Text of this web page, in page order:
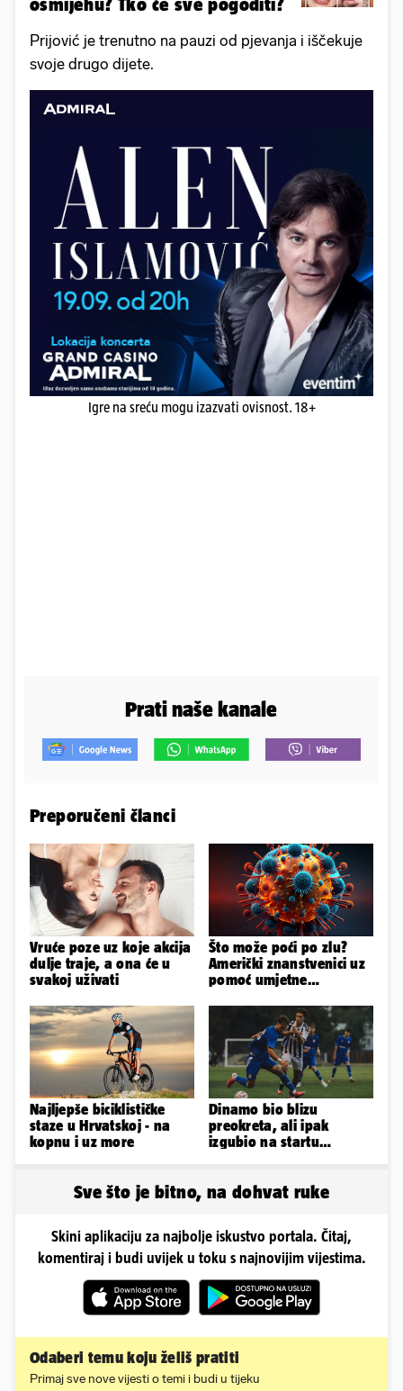
Prijović je trenutno na pauzi od pjevanja i iščekuje
svoje drugo dijete.
Igre na sreću mogu izazvati ovisnost. 18+
Prati naše kanale
Preporučeni članci
Vruće poze uz koje akcija
dulje traje, a ona će u
svakoj uživati
Što može poći po zlu?
Američki znanstvenici uz
pomoć umjetne
Najljepše biciklističke
staze u Hrvatskoj - na
kopnu i uz more
Dinamo bio blizu
preokreta, ali ipak
izgubio na startu
Sve što je bitno, na dohvat ruke
Skini aplikaciju za najbolje iskustvo portala. Čitaj,
komentiraj i budi uvijek u toku s najnovijim vijestima.
Odaberi temu koju želiš pratiti
Primaj sve nove vijesti o temi i budi u tijeku